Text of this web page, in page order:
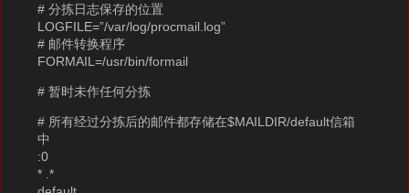
# 分拣日志保存的位置
LOGFILE=”/var/log/procmail.log”
# 邮件转换程序
FORMAIL=/usr/bin/formail
# 暂时未作任何分拣
# 所有经过分拣后的邮件都存储在$MAILDIR/default信箱
中
:0
* .*